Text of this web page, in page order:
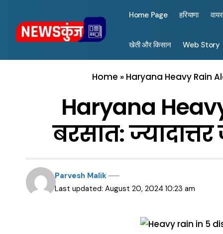
Home Page हरियाणा
खेती और किसान Web Story
Home » Haryana Heavy Rain
Haryana
बरसात:
Last updated: August 20, 2024 10:23 am
Parvesh Malik